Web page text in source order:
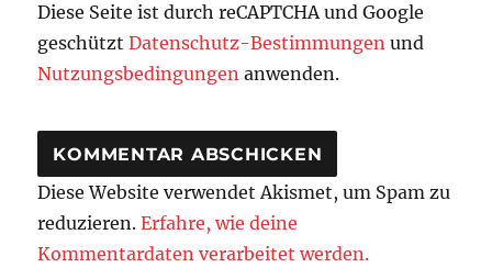
Diese Seite ist durch reCAPTCHA und Google
geschütztDatenschutz-Bestimmungen und
Nutzungsbedingungen anwenden.
Diese Website verwendet Akismet, um Spam zu
reduzieren.Erfahre, wie deine
Kommentardaten verarbeitet werden.